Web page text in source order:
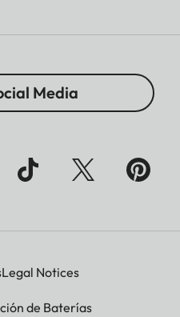
Media
Legal Notices
de Baterías